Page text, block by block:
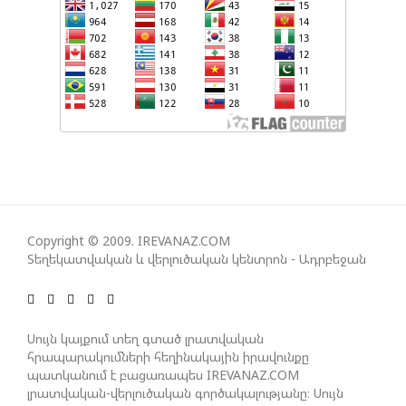
ՀԱՅԱՑՔ ՀԱՅԱՍՏԱՆԻՑ. ՈՐՔԱ՞Ն ԲԱՐՁՐ ԵՆ TRIPP-Ի
ԿՅԱՆՔԻ ԿՈՉՄԱՆ ՇԱՆՍԵՐՆ ԱՅՍ ՊԱՀԻՆ
ԳՈՐԾՈՒՆԵՈՒԹՅՈՒՆ ԱԴՐԲԵՋԱՆՈՒՄ ԱՆՕՐԻՆԱԿԱՆ
Է ՃԱՆԱՉՎԵԼ
ՆԱԽԱԳԱՀ ԻԼՀԱՄ ԱԼԻԵՎԸ ՇՆՈՐՀԱՎՈՐԵԼ Է ԻՐ
ՄԱԼԴԻՎՑԻ ԳՈՐԾԸՆԿԵՐ ՄՈՀԱՄՄԵԴ ՄՈՒԻԶԱՅԻՆ.
«ՄԵՆՔ ԳՈՀ ԵՆՔ ԱԴՐԲԵՋԱՆԻ ԵՎ ՄԱԼԴԻՎՆԵՐԻ
ՄԻՋԵՎ ՀԱՐԱԲԵՐՈՒԹՅՈՒՆՆԵՐԻ ԴԻՆԱՄԻԿ
Copyright © 2009. IREVANAZ.COM
Տեղեկատվական և վերլուծական կենտրոն - Ադրբեջան
Սույն կայքում տեղ գտած լրատվական
հրապարակումների հեղինակային իրավունքը
պատկանում է բացառապես IREVANAZ.COM
լրատվական-վերլուծական գործակալությանը։ Սույն